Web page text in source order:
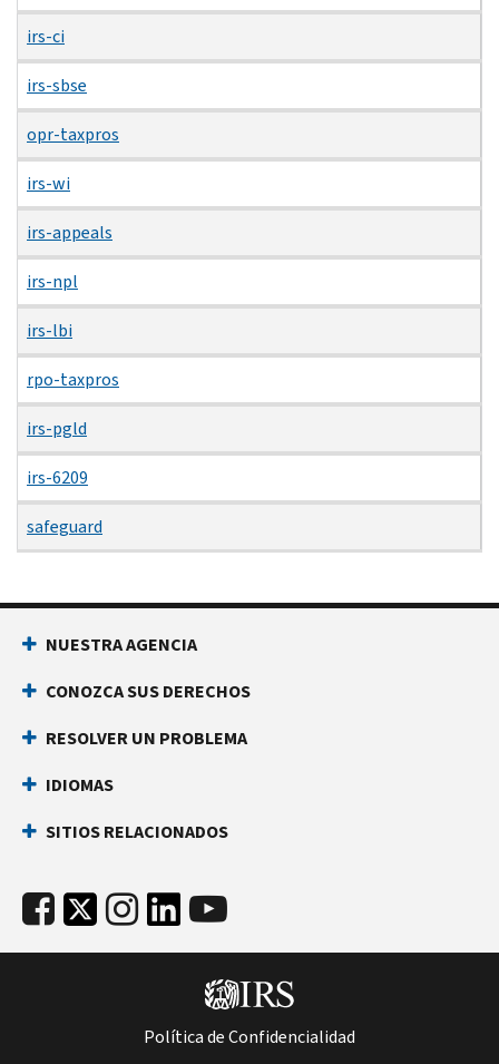
irs-ci
irs-sbse
opr-taxpros
irs-wi
irs-appeals
irs-npl
irs-lbi
rpo-taxpros
irs-pgld
irs-6209
safeguard
NUESTRA AGENCIA
CONOZCA SUS DERECHOS
RESOLVER UN PROBLEMA
IDIOMAS
SITIOS RELACIONADOS
Política de Confidencialidad